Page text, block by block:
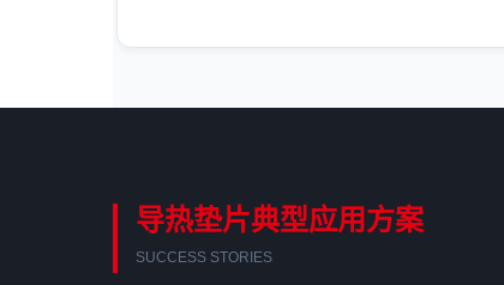
导热垫片典型应用方案
SUCCESS STORIES